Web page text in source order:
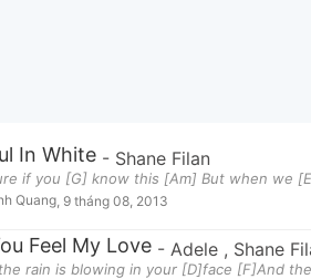
In White - Shane Filan
if you [G] know this [Am] But when we
Quang 9 tháng 08, 2013
Feel My Love - Adele , Shane
rain is blowing in your [D]face [F]And